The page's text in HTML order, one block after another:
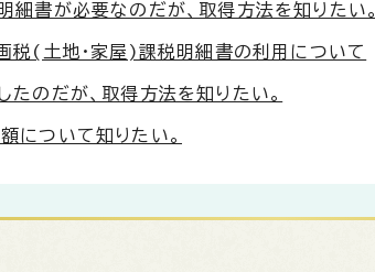
書が必要なのだが、取得方法を知りたい。
税(土地・家屋)課税明細書の利用について
のだが、取得方法を知りたい。
について知りたい。